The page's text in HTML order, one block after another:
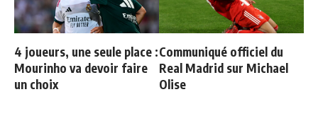
4 joueurs, une seule place :
Mourinho va devoir faire
un choix
Communiqué officiel du
Real Madrid sur Michael
Olise